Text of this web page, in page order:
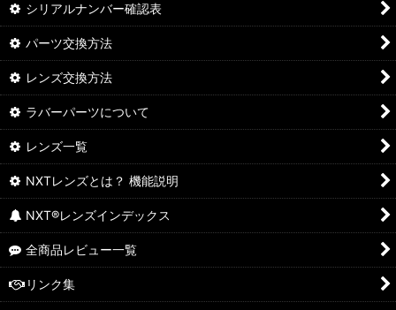
シリアルナンバー確認表
パーツ交換方法
レンズ交換方法
ラバーパーツについて
レンズ一覧
NXTレンズとは？ 機能説明
NXT®レンズインデックス
全商品レビュー一覧
リンク集